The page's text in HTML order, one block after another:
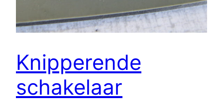
Knipperende
schakelaar